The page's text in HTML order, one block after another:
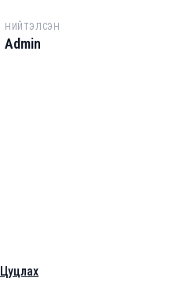
НИЙТЭЛСЭН
Admin
Цуцлах